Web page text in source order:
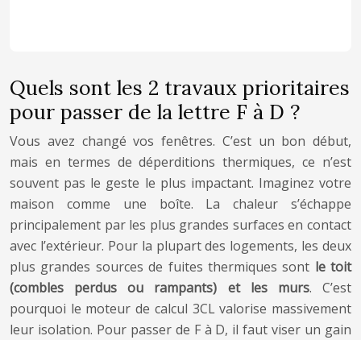
Quels sont les 2 travaux prioritaires
pour passer de la lettre F à D ?
Vous avez changé vos fenêtres. C’est un bon début,
mais en termes de déperditions thermiques, ce n’est
souvent pas le geste le plus impactant. Imaginez votre
maison comme une boîte. La chaleur s’échappe
principalement par les plus grandes surfaces en contact
avec l’extérieur. Pour la plupart des logements, les deux
plus grandes sources de fuites thermiques sont le toit
(combles perdus ou rampants) et les murs. C’est
pourquoi le moteur de calcul 3CL valorise massivement
leur isolation. Pour passer de F à D, il faut viser un gain